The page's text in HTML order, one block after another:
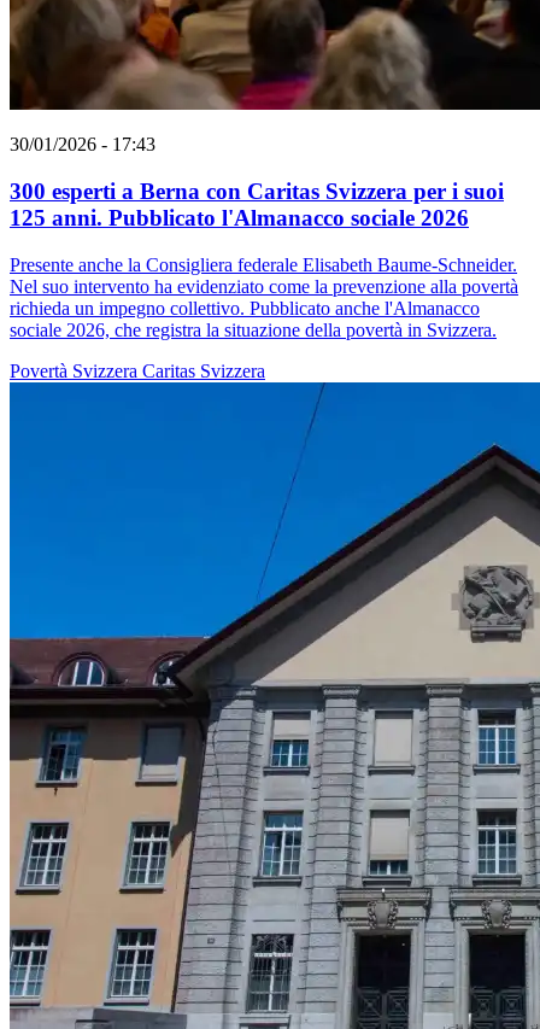
30/01/2026 - 17:43
300 esperti a Berna con Caritas Svizzera per i suoi
125 anni. Pubblicato l'Almanacco sociale 2026
Presente anche la Consigliera federale Elisabeth Baume-Schneider.
Nel suo intervento ha evidenziato come la prevenzione alla povertà
richieda un impegno collettivo. Pubblicato anche l'Almanacco
sociale 2026, che registra la situazione della povertà in Svizzera.
Povertà Svizzera Caritas Svizzera